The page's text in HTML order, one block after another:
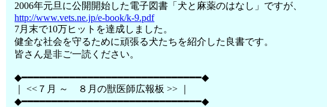
2006年元旦に公開開始した電子図書「犬と麻薬のはなし」ですが、
http://www.vets.ne.jp/e-book/k-9.pdf
7月末で10万ヒットを達成しました。
健全な社会を守るために頑張る犬たちを紹介した良書です。
皆さん是非ご一読ください。
◆━━━━━━━━━━━━━━━━━━━━━━━━━━━━━━◆
｜ <<７月 ～ ８月の獣医師広報板 >> ｜
◆━━━━━━━━━━━━━━━━━━━━━━━━━━━━━━◆